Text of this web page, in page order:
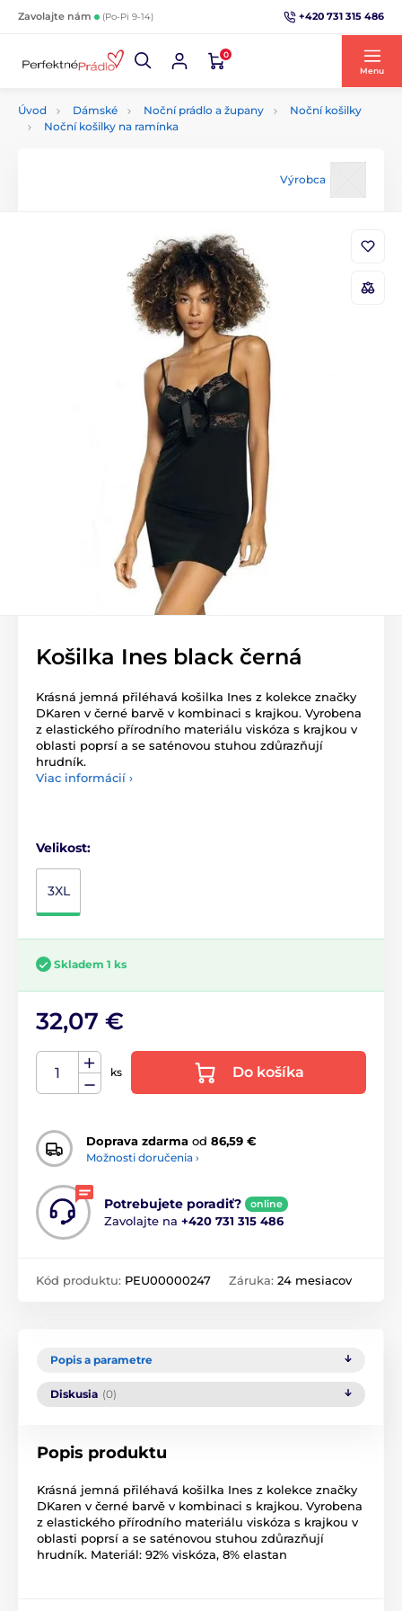
Zavolajte nám (Po-Pi 9-14) +420 731 315 486
0
Menu
Úvod Dámské Noční prádlo a župany
Noční košilky
Noční košilky na ramínka
Výrobca
Košilka Ines black černá
Krásná jemná přiléhavá košilka Ines z kolekce značky
DKaren v černé barvě v kombinaci s krajkou. Vyrobena
z elastického přírodního materiálu viskóza s krajkou v
oblasti poprsí a se saténovou stuhou zdůrazňují
hrudník.
Viac informácií ›
Velikost:
3XL
Skladem 1 ks
32,07 €
ks Do košíka
Doprava zdarma od 86,59 €
Možnosti doručenia ›
Potrebujete poradiť? online
Zavolajte na +420 731 315 486
Kód produktu: PEU00000247 Záruka: 24 mesiacov
Popis a parametre
Diskusia (0)
Popis produktu
Krásná jemná přiléhavá košilka Ines z kolekce značky
DKaren v černé barvě v kombinaci s krajkou. Vyrobena
z elastického přírodního materiálu viskóza s krajkou v
oblasti poprsí a se saténovou stuhou zdůrazňují
hrudník. Materiál: 92% viskóza, 8% elastan